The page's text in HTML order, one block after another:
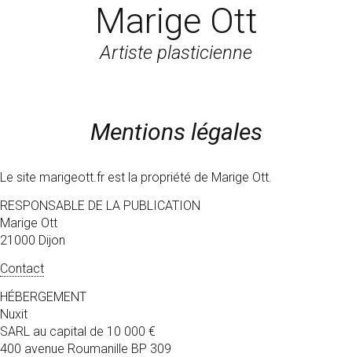
Marige Ott
Artiste plasticienne
Mentions légales
Le site marigeott.fr est la propriété de Marige Ott.
RESPONSABLE DE LA PUBLICATION
Marige Ott
21000 Dijon
Contact
HÉBERGEMENT
Nuxit
SARL au capital de 10 000 €
400 avenue Roumanille BP 309